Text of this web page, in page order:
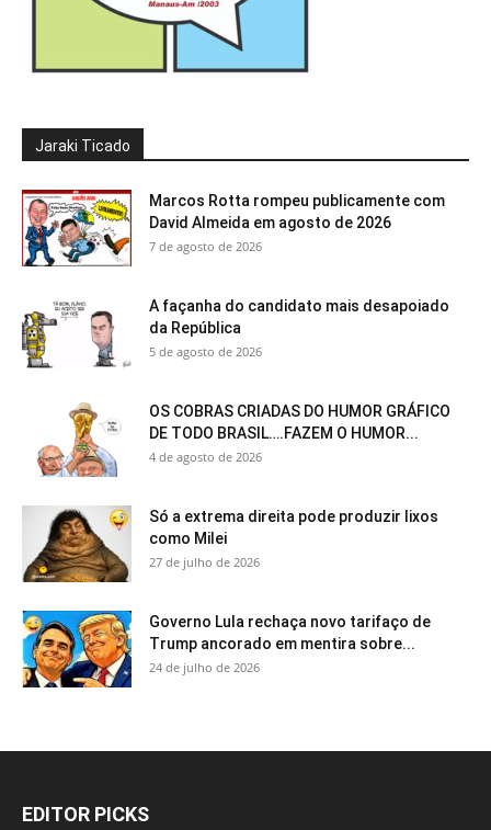
Jaraki Ticado
Marcos Rotta rompeu publicamente com
David Almeida em agosto de 2026
7 de agosto de 2026
A façanha do candidato mais desapoiado
da República
5 de agosto de 2026
OS COBRAS CRIADAS DO HUMOR GRÁFICO
DE TODO BRASIL….FAZEM O HUMOR...
4 de agosto de 2026
Só a extrema direita pode produzir lixos
como Milei
27 de julho de 2026
Governo Lula rechaça novo tarifaço de
Trump ancorado em mentira sobre...
24 de julho de 2026
EDITOR PICKS